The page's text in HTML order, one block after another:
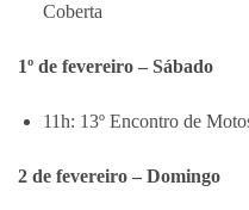
Coberta
1º de fevereiro – Sábado
11h: 13º Encontro de
2 de fevereiro – Domingo